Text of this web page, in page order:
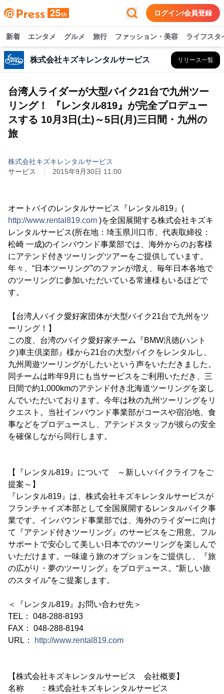
ログイン/会員登録
新着 エンタメ グルメ 旅行 ファッション・美容 ライフスタ
株式会社キズキレンタルサービス リリース一覧
台湾人ライダーが大型バイク21台で九州ツー
リング！ 『レンタル819』が完全プロデュー
スする 10月3日(土)～5日(月)三日間・九州の
旅
株式会社キズキレンタルサービス
サービス
2015年9月30日 11:00
オートバイのレンタルサービス『レンタル819』(
http://www.rental819.com )を全国展開する株式会社キズキ
レンタルサービス(所在地：埼玉県川口市、代表取締役：
松崎 一成)のインバウンド事業部では、海外からのお客様
にアテンド付きツーリングツアーをご提供しています。
年々、“日本ツーリング”のファンが増え、毎年日本各地で
のツーリングに参加いただいている常連様もいるほどで
す。
【台湾人バイク愛好家団体が大型バイク21台で九州をツ
ーリング！】
この度、台湾のバイク愛好家チーム『BMW汎徳(ハント
ク)車主倶楽部』様から21台の大型バイクをレンタルし、
九州周遊ツーリングがしたいという声をいただきました。
同チームは昨年9月にも当サービスをご利用いただき、三
日間で約1,000kmのアテンド付き北海道ツーリングを楽し
んでいただいております。今年は秋の九州ツーリングをリ
クエスト。当社インバウンド事業部がコースや宿泊地、食
事などをプロデュースし、アテンドスタッフが彼らの安全
を確保しながら同行します。
【『レンタル819』について ～新しいバイクライフをご
提案～】
『レンタル819』は、株式会社キズキレンタルサービスが
フランチャイズ本部として全国展開するレンタルバイク事
業です。インバウンド事業部では、海外のライダーに向け
て『アテンド付きツーリング』のサービスをご用意。フル
サポートで安心して美しい日本でのツーリングを楽しんで
いただけます。一味違う旅のオプションをご提供し、『旅
の広がり・夢のツーリング』をプロデュース。“新しい旅
のスタイル”をご提案します。
＜『レンタル819』お問い合わせ先＞
TEL： 048-288-8193
FAX： 048-288-8194
URL：
http://www.rental819.com
【株式会社キズキレンタルサービス 会社概要】
名称 ：株式会社キズキレンタルサービス